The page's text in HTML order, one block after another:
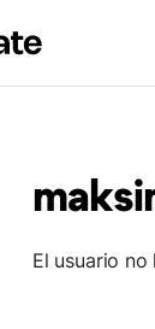
El usuario